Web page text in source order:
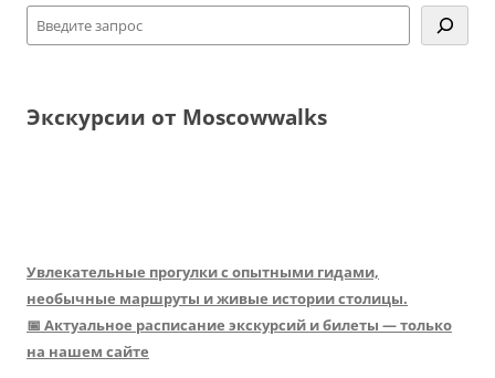
Экскурсии от Moscowwalks
Увлекательные прогулки с опытными гидами,
необычные маршруты и живые истории столицы.
📅 Актуальное расписание экскурсий и билеты — только
на нашем сайте